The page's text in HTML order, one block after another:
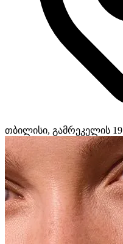
თბილისი, გამრეკელის 19